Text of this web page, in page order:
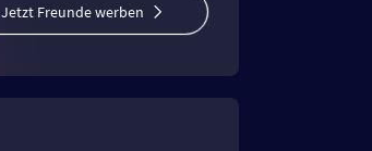
Jetzt Freunde werben